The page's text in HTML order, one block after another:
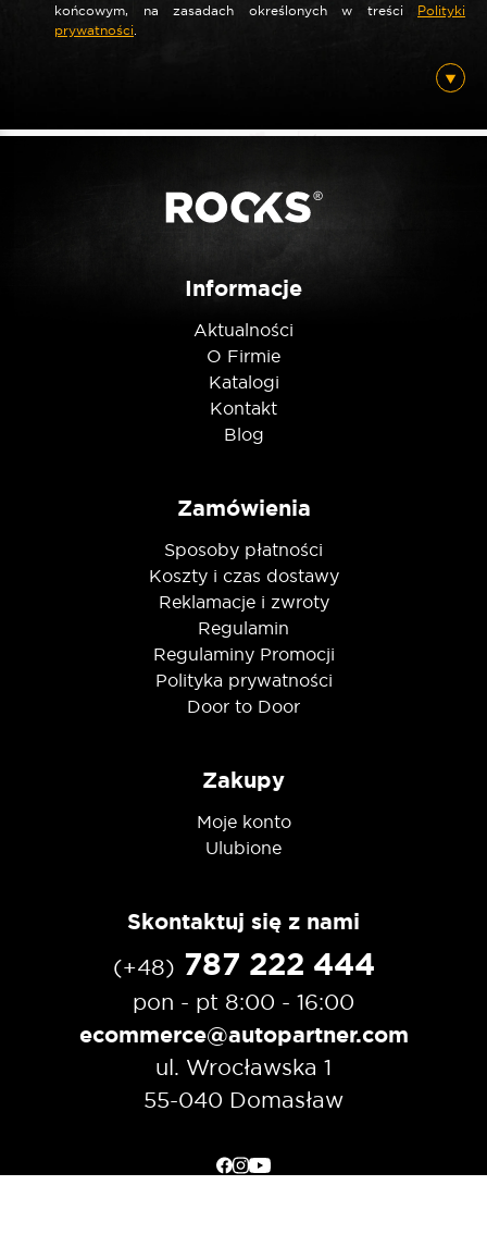
końcowym, na zasadach określonych w treści Polityki
prywatności
Informacje
Aktualności
O Firmie
Katalogi
Kontakt
Blog
Zamówienia
Sposoby płatności
Koszty i czas dostawy
Reklamacje i zwroty
Regulamin
Regulaminy Promocji
Polityka prywatności
Door to Door
Zakupy
Moje konto
Ulubione
Skontaktuj się z nami
(+48) 787 222 444
pon - pt 8:00 - 16:00
ecommerce@autopartner.com
ul. Wrocławska 1
55-040 Domasław